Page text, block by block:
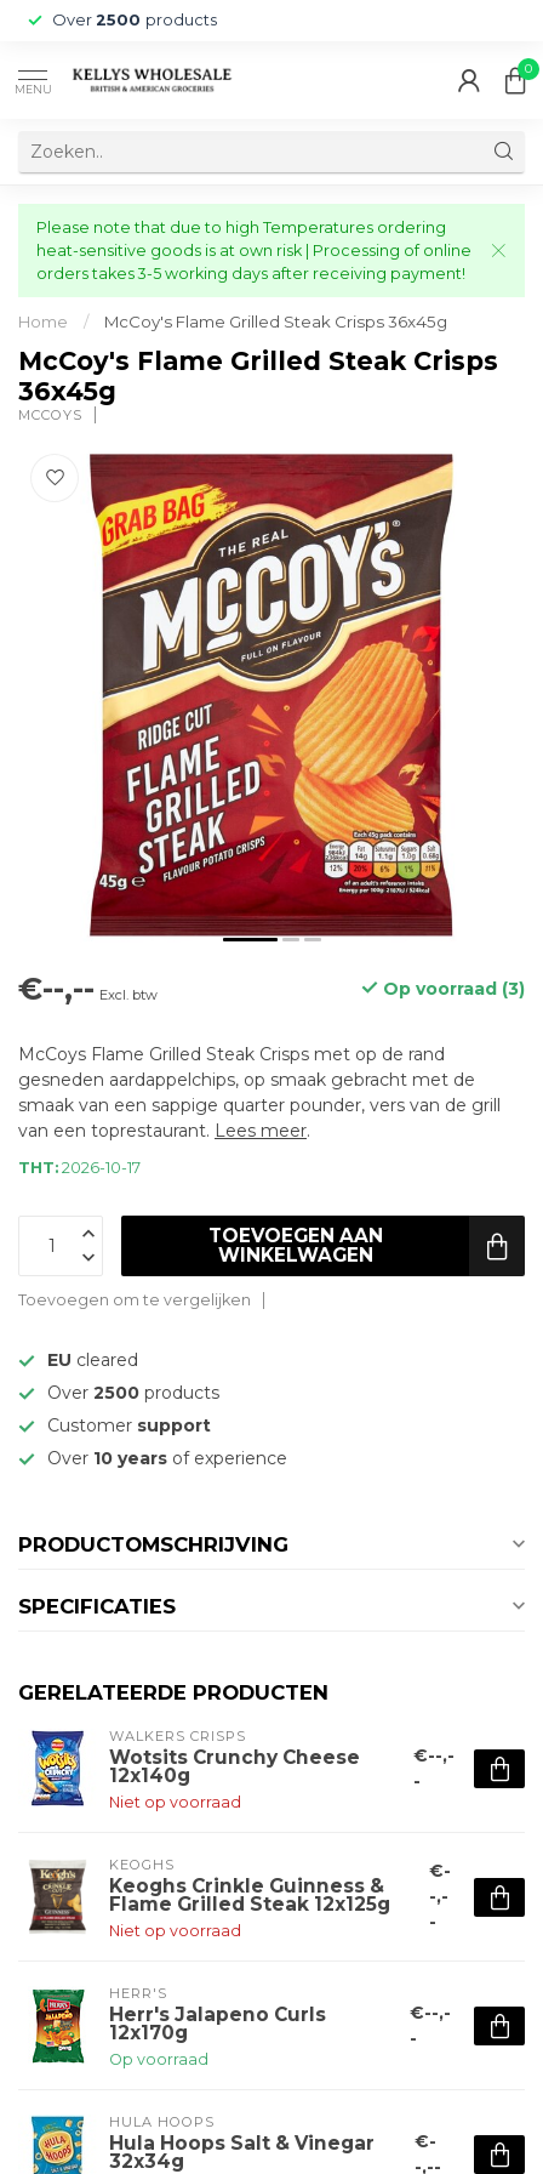
Over 2500 products
MENU
0
Please note that due to high Temperatures ordering
heat-sensitive goods is at own risk | Processing of online
orders takes 3-5 working days after receiving payment!
Home / McCoy's Flame Grilled Steak Crisps 36x45g
McCoy's Flame Grilled Steak Crisps
36x45g
MCCOYS
€--,-- Excl. btw Op voorraad (3)
McCoys Flame Grilled Steak Crisps met op de rand
gesneden aardappelchips, op smaak gebracht met de
smaak van een sappige quarter pounder, vers van de grill
van een toprestaurant. Lees meer.
THT: 2026-10-17
TOEVOEGEN AAN
WINKELWAGEN
Toevoegen om te vergelijken
EU cleared
Over 2500 products
Customer support
Over 10 years of experience
PRODUCTOMSCHRIJVING
SPECIFICATIES
GERELATEERDE PRODUCTEN
WALKERS CRISPS
Wotsits Crunchy Cheese
12x140g
Niet op voorraad
€--,-
-
KEOGHS
Keoghs Crinkle Guinness &
Flame Grilled Steak 12x125g
Niet op voorraad
€-
-,-
-
HERR'S
Herr's Jalapeno Curls
12x170g
Op voorraad
€--,-
-
HULA HOOPS
Hula Hoops Salt & Vinegar
32x34g
€-
-,--